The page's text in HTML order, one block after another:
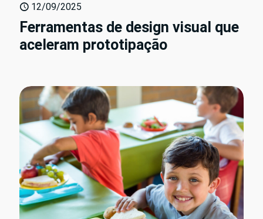
12/09/2025
Ferramentas de design visual que
aceleram prototipação